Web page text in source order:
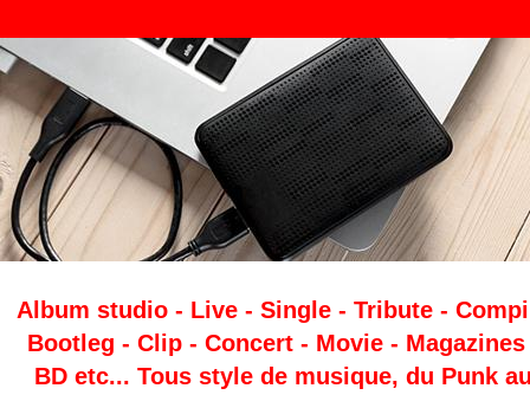
Album studio - Live - Single - Tribute -
Bootleg - Clip - Concert - Movie - Magazines
BD etc... Tous style de musique, du Punk